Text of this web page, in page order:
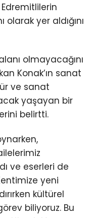
yer aldığını
olmayacağını
Konak’ın sanat
ve sanat
yaşayan bir
belirtti.
ve eserleri de
yeni
kültürel
biliyoruz. Bu